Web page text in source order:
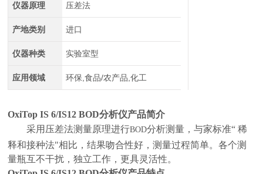
仪器原理 压差法
产地类别 进口
仪器种类 实验室型
应用领域 环保,食品/农产品,化工
OxiTop IS 6/IS12 BOD分析仪产品简介
采用压差法测量原理进行BOD分析测量，与家标准“ 稀
释和接种法"相比，结果吻合性好，测量过程简单。各个测
量瓶互不干扰，独立工作，更具灵活性。